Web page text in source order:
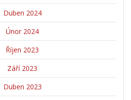
Duben 2024
Únor 2024
Říjen 2023
Září 2023
Duben 2023